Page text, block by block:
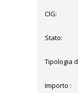
CIG:
Stato:
Tipologia
Importo :